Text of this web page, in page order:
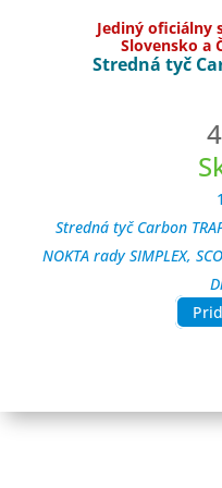
Jediný oficiálny
Slovensko a
Stredná tyč
Stredná tyč Carbon
NOKTA rady SIMPLEX,